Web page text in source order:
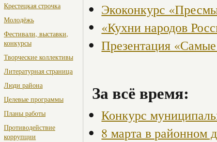
Крестецкая строчка
Молодёжь
Фестивали, выставки,
конкурсы
Творческие коллективы
Литературная страница
Люди района
Целевые программы
Планы работы
Противодействие
коррупции
Экоконкурс
«Кухни народов
Презентация
За всё время:
Конкурс
8 марта в районном